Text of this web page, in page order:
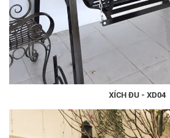
XÍCH ĐU - XD04